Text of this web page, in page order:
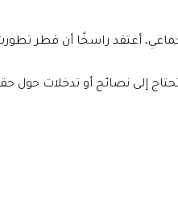
أعتقد راسخًا أن قطر تطورت
إلى نصائح أو تدخلات حول